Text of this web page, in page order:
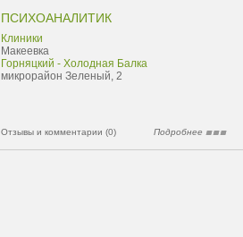
ПСИХОАНАЛИТИК
Клиники
Макеевка
Горняцкий - Холодная Балка
микрорайон Зеленый, 2
Отзывы и комментарии (0) Подробнее